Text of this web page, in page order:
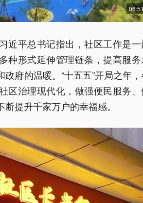
近平总书记指出，社区工作是一
种形式延伸管理链条，提高服务
府的温暖。“十五五”开局之年
区治理现代化，做强便民服务、
提升千家万户的幸福感。